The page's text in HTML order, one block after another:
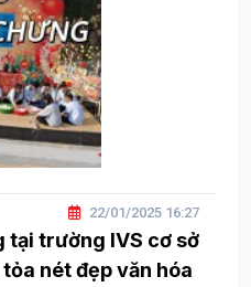
22/01/2025 16:27
tại trường IVS cơ sở
nét đẹp văn hóa